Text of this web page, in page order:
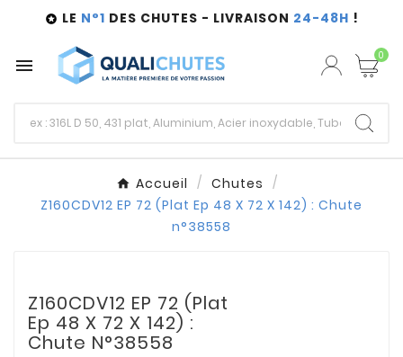
 LE N°1 DES CHUTES - LIVRAISON 24-48H !
 0
Accueil
Chutes
Z160CDV12 EP 72 (Plat Ep 48 X 72 X 142) : Chute
n°38558
Z160CDV12 EP 72 (Plat
Ep 48 X 72 X 142) :
Chute N°38558